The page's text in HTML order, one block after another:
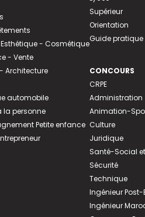
- Cosmétique
- Vente
Architecture
automobile
la personne
Petite enfance
Supérieur
Orientation
Guide pratique
CONCOURS
CRPE
Administration
Animation-
Culture
Juridique
Santé-Social
Sécurité
Technique
Ingénieur
Ingénieur